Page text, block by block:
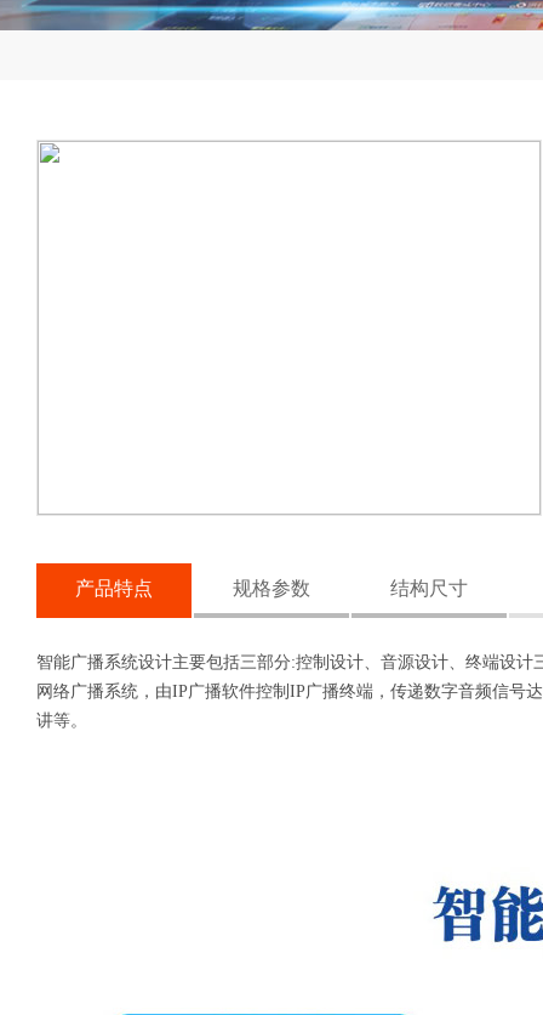
产品特点 规格参数 结构尺寸
智能广播系统设计主要包括三部分:控制设计、音源设计、终端设
网络广播系统，由IP广播软件控制IP广播终端，传递数字音频信号
讲等。